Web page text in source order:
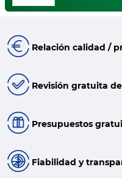
Relación calidad /
Revisión gratuita
Presupuestos
Fiabilidad y